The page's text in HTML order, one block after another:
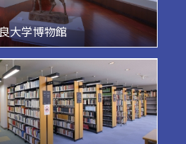
大学博物館